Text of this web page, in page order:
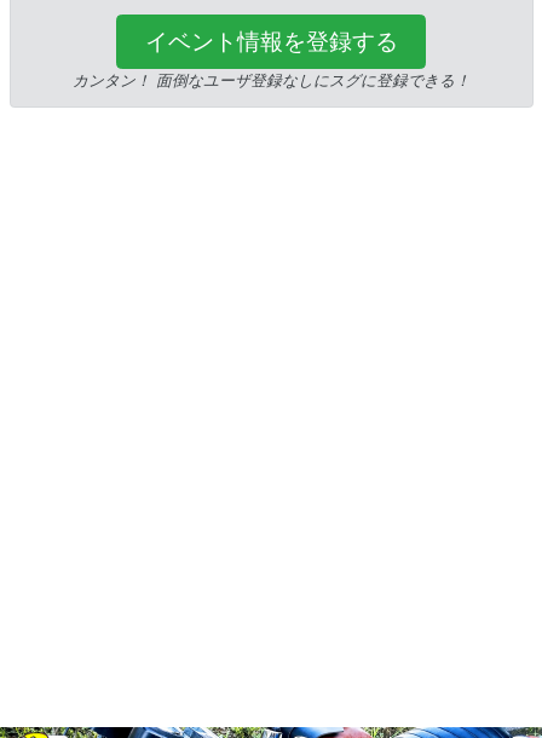
イベント情報を登録する
カンタン！ 面倒なユーザ登録なしにスグに登録できる！